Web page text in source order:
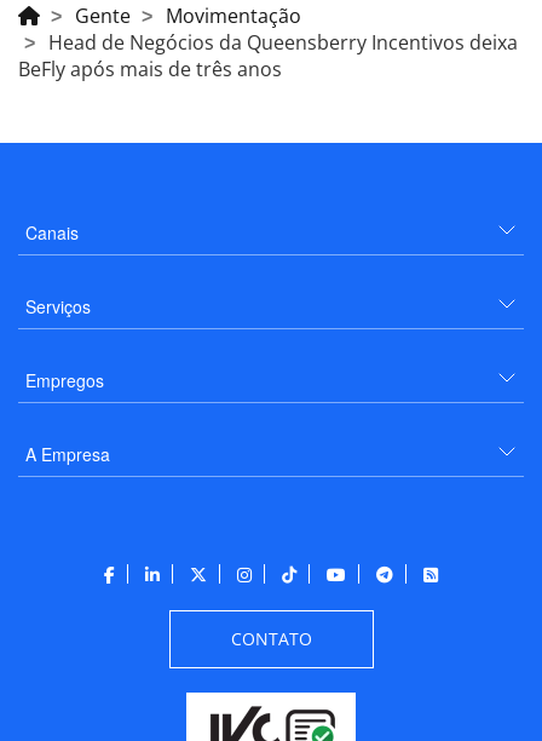
Gente
Movimentação
Head de Negócios da Queensberry Incentivos deixa
BeFly após mais de três anos
Canais
Serviços
Empregos
A Empresa
CONTATO